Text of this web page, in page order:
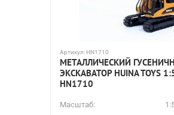
Артикул: HN1710
МЕТАЛЛИЧЕСКИЙ
ЭКСКАВАТОР HUINA TOYS
HN1710
Масштаб: